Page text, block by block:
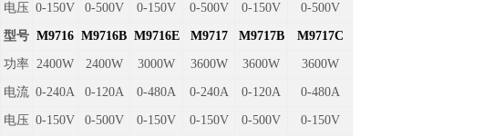
电压 0-150V 0-500V 0-150V 0-500V 0-150V 0-500V
型号 M9716 M9716B M9716E M9717 M9717B M9717C
功率 2400W 2400W 3000W 3600W 3600W 3600W
电流 0-240A 0-120A 0-480A 0-240A 0-120A 0-480A
电压 0-150V 0-500V 0-150V 0-150V 0-500V 0-150V